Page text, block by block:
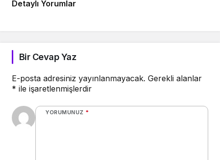
Detaylı Yorumlar
Bir Cevap Yaz
E-posta adresiniz yayınlanmayacak. Gerekli alanlar
* ile işaretlenmişlerdir
YORUMUNUZ *